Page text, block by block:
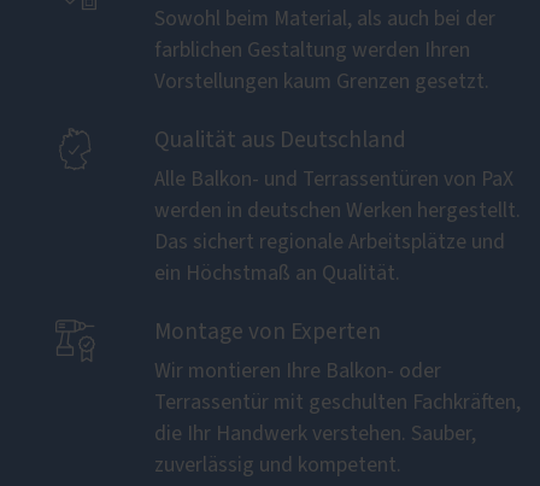
Sowohl beim Material, als auch bei der
farblichen Gestaltung werden Ihren
Vorstellungen kaum Grenzen gesetzt.
 Qualität aus Deutschland
Alle Balkon- und Terrassentüren von PaX
werden in deutschen Werken hergestellt.
Das sichert regionale Arbeitsplätze und
ein Höchstmaß an Qualität.
 Montage von Experten
Wir montieren Ihre Balkon- oder
Terrassentür mit geschulten Fachkräften,
die Ihr Handwerk verstehen. Sauber,
zuverlässig und kompetent.